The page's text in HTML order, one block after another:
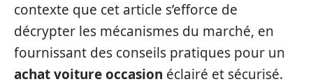
contexte que cet article s’efforce de
décrypter les mécanismes du marché, en
fournissant des conseils pratiques pour un
achat voiture occasion éclairé et sécurisé.